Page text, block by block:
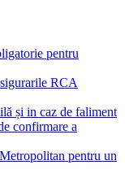
pentru
RCA
și in caz de faliment
confirmare a
pentru un